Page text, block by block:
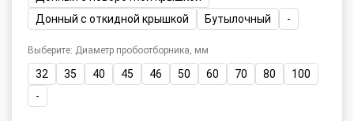
Донный с откидной крышкой
Бутылочный -
Выберите: Диаметр пробоотборника, мм
32 35 40 45 46 50 60 70 80
100
-